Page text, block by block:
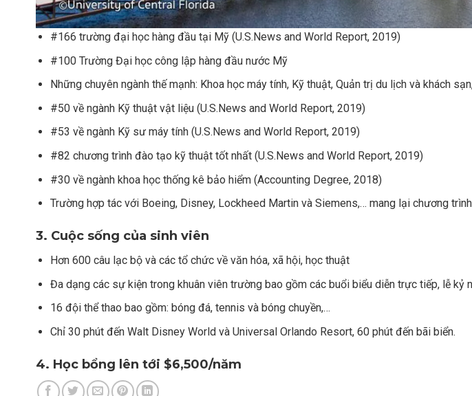
#166 trường đại học hàng đầu tại Mỹ (U.S.News and World Report, 2019)
#100 Trường Đại học công lập hàng đầu nước Mỹ
Những chuyên ngành thế mạnh: Khoa học máy tính, Kỹ thuật, Quản trị du lịch và khách
#50 về ngành Kỹ thuật vật liệu (U.S.News and World Report, 2019)
#53 về ngành Kỹ sư máy tính (U.S.News and World Report, 2019)
#82 chương trình đào tạo kỹ thuật tốt nhất (U.S.News and World Report, 2019)
#30 về ngành khoa học thống kê bảo hiểm (Accounting Degree, 2018)
Trường hợp tác với Boeing, Disney, Lockheed Martin và Siemens,… mang lại chương
3. Cuộc sống của sinh viên
Hơn 600 câu lạc bộ và các tổ chức về văn hóa, xã hội, học thuật
Đa dạng các sự kiện trong khuân viên trường bao gồm các buổi biểu diễn trực tiếp, lễ kỷ
16 đội thể thao bao gồm: bóng đá, tennis và bóng chuyền,…
Chỉ 30 phút đến Walt Disney World và Universal Orlando Resort, 60 phút đến bãi biển.
4. Học bổng lên tới $6,500/năm